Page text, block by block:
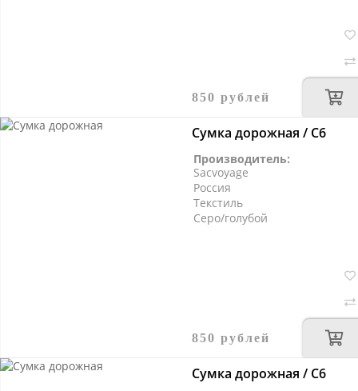
850 рублей
Сумка дорожная / С6
Производитель:
Sacvoyage
Россия
Текстиль
Серо/голубой
850 рублей
Сумка дорожная / С6